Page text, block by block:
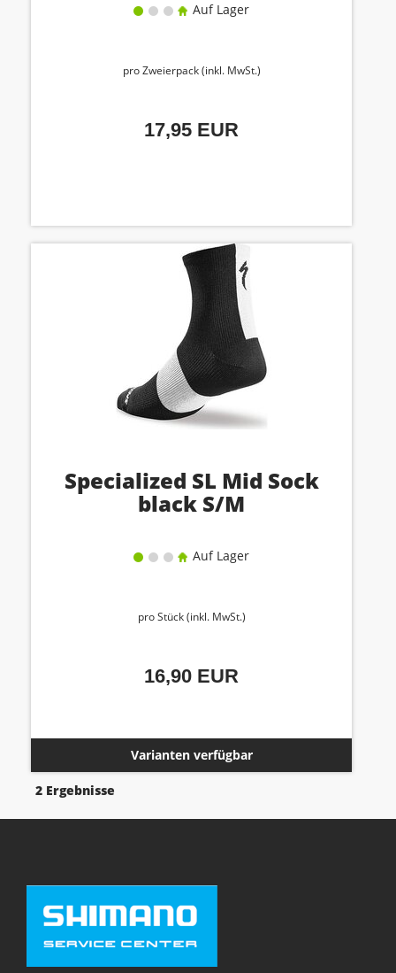
Auf Lager
pro Zweierpack (inkl. MwSt.)
17,95 EUR
Specialized SL Mid Sock
black S/M
Auf Lager
pro Stück (inkl. MwSt.)
16,90 EUR
Varianten verfügbar
2 Ergebnisse